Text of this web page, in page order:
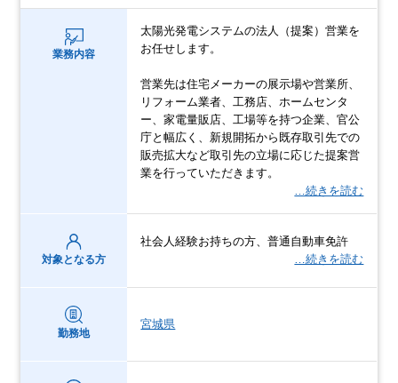
業務内容
太陽光発電システムの法人（提案）営業を
お任せします。
営業先は住宅メーカーの展示場や営業所、
リフォーム業者、工務店、ホームセンタ
ー、家電量販店、工場等を持つ企業、官公
庁と幅広く、新規開拓から既存取引先での
販売拡大など取引先の立場に応じた提案営
業を行っていただきます。
…続きを読む
対象となる方
社会人経験お持ちの方、普通自動車免許
…続きを読む
勤務地
宮城県